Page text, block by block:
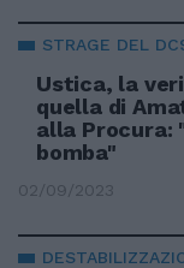
STRAGE DEL
Ustica, la
quella di
alla Procura:
bomba"
02/09/2023